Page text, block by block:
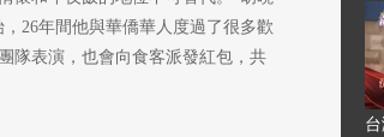
26年間他與華僑華人度過了很多歡
隊表演，也會向食客派發紅包，共